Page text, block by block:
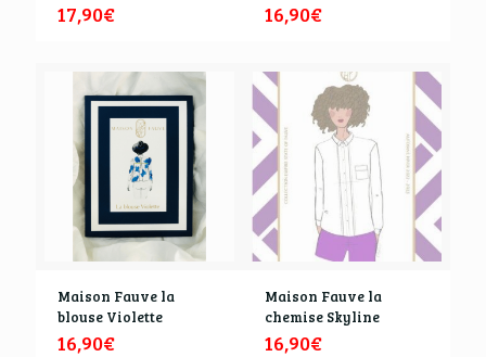
17,90€ 16,90€
Maison Fauve la
blouse Violette
16,90€
Maison Fauve la
chemise Skyline
16,90€